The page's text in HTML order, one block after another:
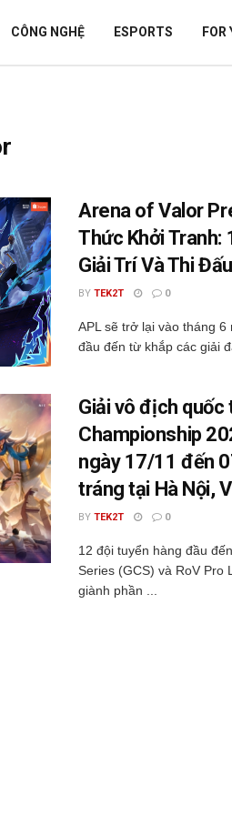
CÔNG NGHỆ ESPORTS FOR
Arena of Valor
Thức Khởi Tranh:
Giải Trí Và Thi
BY TEK2T 0
APL sẽ trở lại vào tháng
đầu đến từ khắp các giải
Giải vô địch
Championship
ngày 17/11 đến
tráng tại Hà Nội,
BY TEK2T 0
12 đội tuyển hàng đầu
Series (GCS) và RoV Pro
giành phần ...